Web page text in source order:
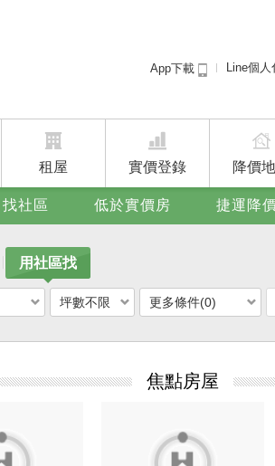
App下載 Line個
租屋 實價登錄 降價
找社區 低於實價房 捷運降
用社區找
坪數不限 更多條件(0)
焦點房屋